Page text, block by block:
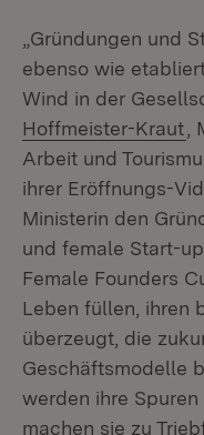
„Gründungen und
ebenso wie
Wind in der
Hoffmeister-Kraut
Arbeit und
ihrer Eröffnungs-
Ministerin den
und female Start-
Female Founders
Leben füllen, ihren
überzeugt, die
Geschäftsmodelle
werden ihre
machen sie zu